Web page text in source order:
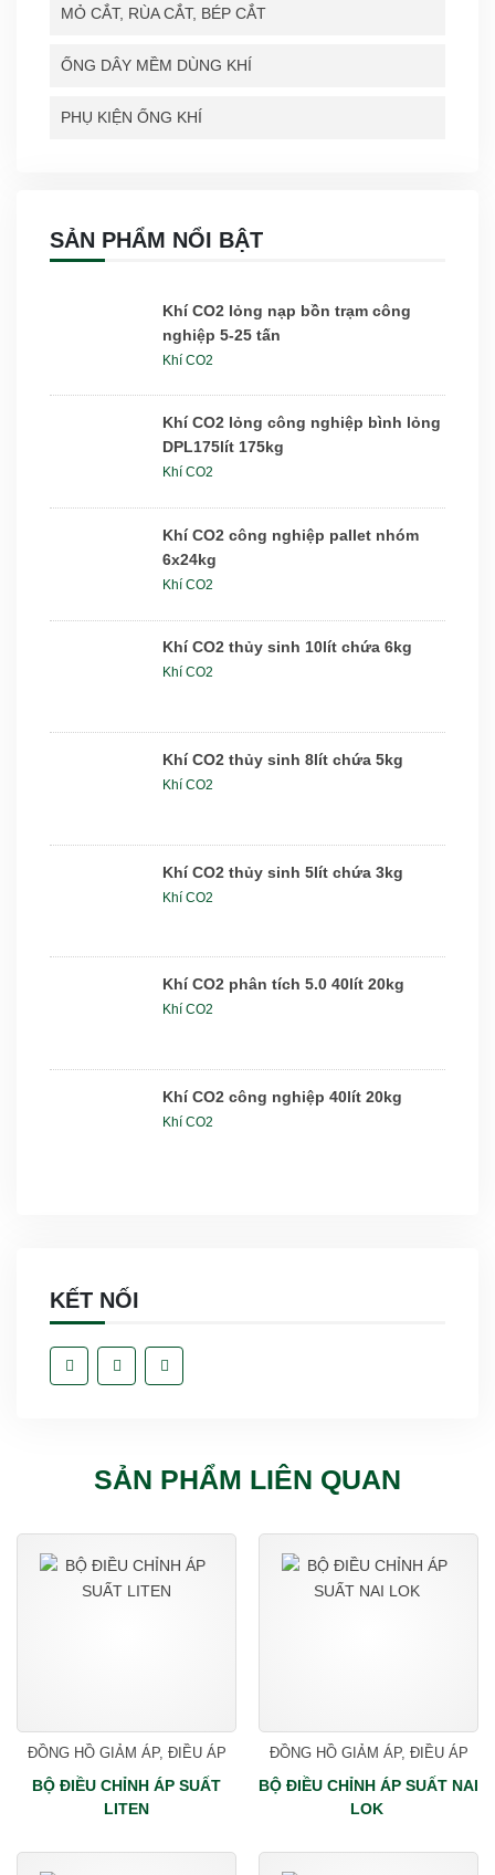
MỎ CẮT, RÙA CẮT, BÉP CẮT
ỐNG DÂY MỀM DÙNG KHÍ
PHỤ KIỆN ỐNG KHÍ
SẢN PHẨM NỔI BẬT
Khí CO2 lỏng nạp bồn trạm công
nghiệp 5-25 tấn
Khí CO2
Khí CO2 lỏng công nghiệp bình lỏng
DPL175lít 175kg
Khí CO2
Khí CO2 công nghiệp pallet nhóm
6x24kg
Khí CO2
Khí CO2 thủy sinh 10lít chứa 6kg
Khí CO2
Khí CO2 thủy sinh 8lít chứa 5kg
Khí CO2
Khí CO2 thủy sinh 5lít chứa 3kg
Khí CO2
Khí CO2 phân tích 5.0 40lít 20kg
Khí CO2
Khí CO2 công nghiệp 40lít 20kg
Khí CO2
KẾT NỐI
SẢN PHẨM LIÊN QUAN
ĐỒNG HỒ GIẢM ÁP, ĐIỀU ÁP
BỘ ĐIỀU CHỈNH ÁP SUẤT
LITEN
ĐỒNG HỒ GIẢM ÁP, ĐIỀU ÁP
BỘ ĐIỀU CHỈNH ÁP SUẤT NAI
LOK